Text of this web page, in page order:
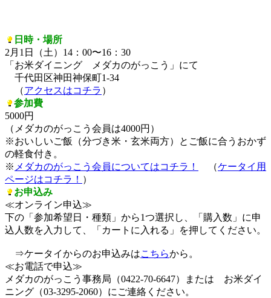
日時・場所
2月1日（土）14：00〜16：30
「お米ダイニング メダカのがっこう」にて
千代田区神田神保町1-34
（アクセスはコチラ ）
参加費
5000円
（メダカのがっこう会員は4000円）
※おいしいご飯（分づき米・玄米両方）とご飯に合うおかず
の軽食付き。
※ メダカのがっこう会員についてはコチラ！ （ケータイ用
ページはコチラ！ ）
お申込み
≪オンライン申込≫
下の「参加希望日・種類」から1つ選択し、「購入数」に申
込人数を入力して、「カートに入れる」を押してください。
⇒ケータイからのお申込みはこちらから。
≪お電話で申込≫
メダカのがっこう事務局（0422-70-6647）または お米ダイ
ニング（03-3295-2060）にご連絡ください。